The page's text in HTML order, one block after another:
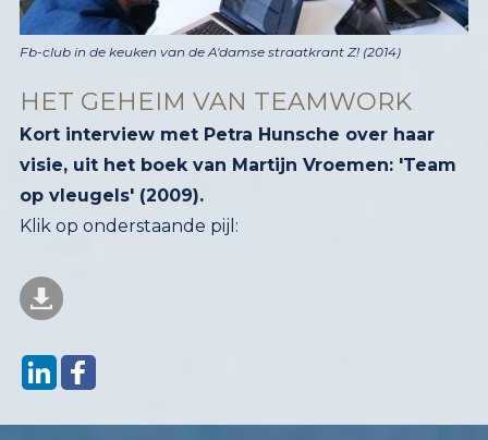
Fb-club in de keuken van de A'damse straatkrant Z! (2014)
HET GEHEIM VAN TEAMWORK
Kort interview met Petra Hunsche over haar
visie, uit het boek van Martijn Vroemen: 'Team
op vleugels' (2009).
Klik op onderstaande pijl: